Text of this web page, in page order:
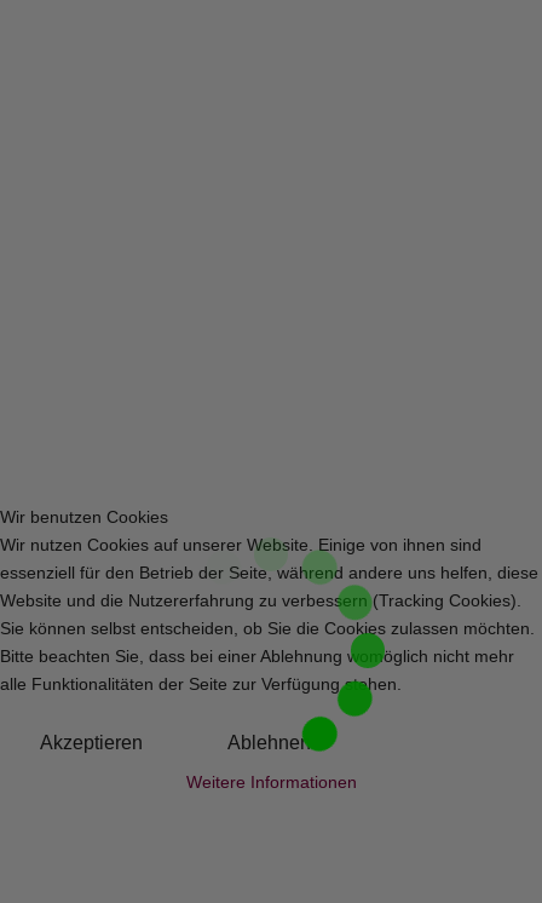
Wir benutzen Cookies
Wir nutzen Cookies auf unserer Website. Einige von ihnen sind
essenziell für den Betrieb der Seite, während andere uns helfen, diese
Website und die Nutzererfahrung zu verbessern (Tracking Cookies).
Sie können selbst entscheiden, ob Sie die Cookies zulassen möchten.
Bitte beachten Sie, dass bei einer Ablehnung womöglich nicht mehr
alle Funktionalitäten der Seite zur Verfügung stehen.
Akzeptieren Ablehnen
Weitere Informationen